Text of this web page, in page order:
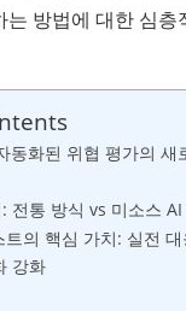
는 방법에 대한 심층
동화된 위협 평가의 새
전통 방식 vs 미소스 AI
트의 핵심 가치: 실전 대
강화